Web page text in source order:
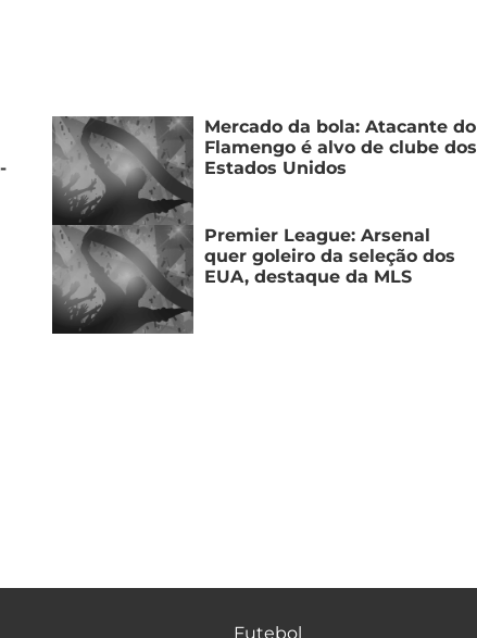
Mercado da bola: Atacante do
Flamengo é alvo de clube dos
Estados Unidos
Premier League: Arsenal
quer goleiro da seleção dos
EUA, destaque da MLS
Futebol